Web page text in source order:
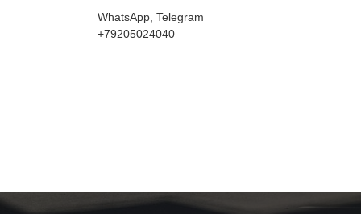
WhatsApp, Telegram
+79205024040